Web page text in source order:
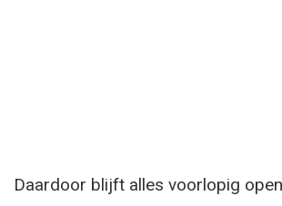
Daardoor blijft alles voorlopig